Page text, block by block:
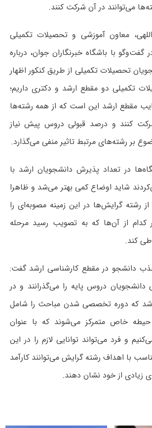
می‌توانند در آن شرکت کنند.
معاون آموزشی و تحصیلات تکمیلی
گفت‌وگو با باشگاه خبرنگاران جوان، درباره
تحصیلات تکمیلی از طریق کنکور اظهار
تکمیلی دو مقطع ارشد و دکتری داریم؛
مقطع ارشد این است که از همه رشته‌ها
کنند و درصد قبولی دروس پیش نیاز
بر رشته‌های مرتبط تاثیر منفی می‌گذارد.
در تعداد پذیرش دانشجویان ارشد با
شاید اوضاع کمی بهتر می‌شد و ظاهرا
از رشته گرایش‌ها در این زمینه مصوبه‌ای را
کدام از آن‌ها که به تصویب رسید مرحله
طی کند.
دانشجو در مقطع کارشناسی ارشد گفت:
دانشجویان دروس پایه را می‌گذرانند و در
که دوره تخصصی شدن مباحث را شامل
خاص متمرکز می‌شوند که با عنوان
و فرد می‌تواند توانایی لازم را در این
با اهداف رشته گرایش می‌توانند کارآمد
زیادی از خود نشان دهند.